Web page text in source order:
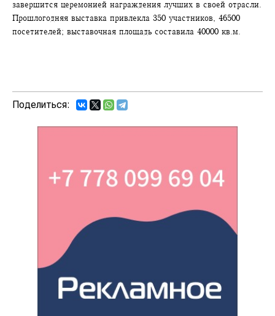
завершится церемонией награждения лучших в своей отрасли.
Прошлогодняя выставка привлекла 350 участников, 46500
посетителей; выставочная площадь составила 40000 кв.м.
Поделиться: